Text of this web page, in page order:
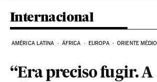
Internacional
AMÉRICA LATINA ÁFRICA EUROPA ORIENTE MÉDIO
“Era preciso fugir. A